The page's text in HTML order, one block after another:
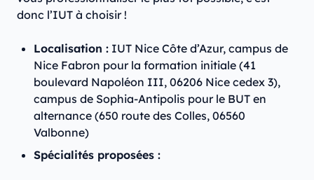
donc l’IUT à choisir !
Localisation : IUT Nice Côte d’Azur, campus de
Nice Fabron pour la formation initiale (41
boulevard Napoléon III, 06206 Nice cedex 3),
campus de Sophia-Antipolis pour le BUT en
alternance (650 route des Colles, 06560
Valbonne)
Spécialités proposées :